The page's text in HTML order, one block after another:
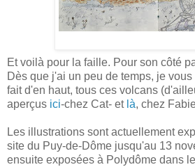
Et voilà pour la faille. Pour son côté
Dès que j'ai un peu de temps, je
fait d'en haut, tous ces volcans
aperçus ici-chez Cat- et là, chez
Les illustrations sont actuellement
site du Puy-de-Dôme jusqu'au 13
ensuite exposées à Polydôme dans